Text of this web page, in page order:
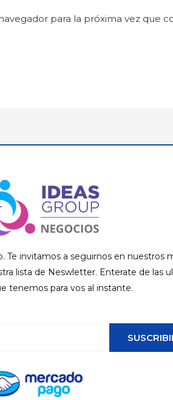
para la próxima vez que
Te invitamos a seguirnos en nuestros
lista de Neswletter. Enterate de las
tenemos para vos al instante.